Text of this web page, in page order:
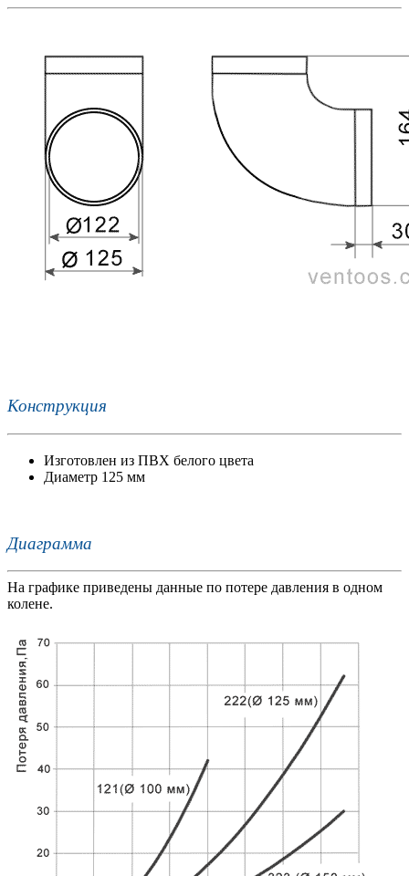
Конструкция
Изготовлен из ПВХ белого цвета
Диаметр 125 мм
Диаграмма
На графике приведены данные по потере давления в одном
колене.